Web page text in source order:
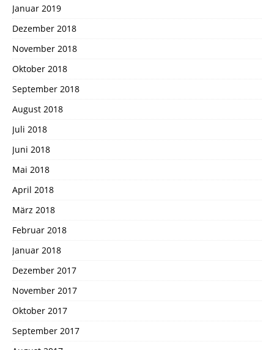
Januar 2019
Dezember 2018
November 2018
Oktober 2018
September 2018
August 2018
Juli 2018
Juni 2018
Mai 2018
April 2018
März 2018
Februar 2018
Januar 2018
Dezember 2017
November 2017
Oktober 2017
September 2017